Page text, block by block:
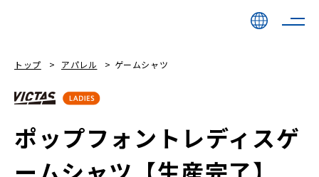
トップ アパレル ゲームシャツ
ポップフォントレディスゲ